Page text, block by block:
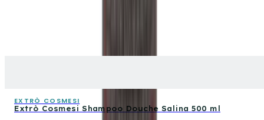
EXTRÒ COSMESI
Extrò Cosmesi Shampoo Douche Salina 500 ml